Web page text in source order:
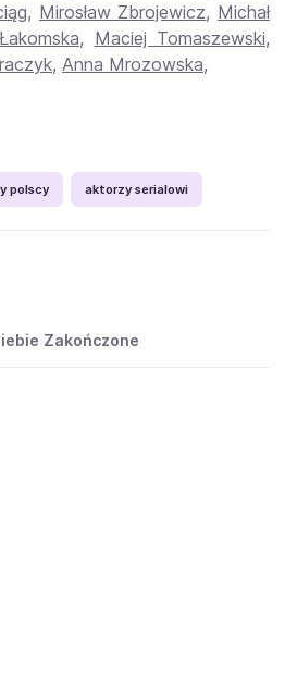
, Mirosław Zbrojewicz, Michał
, Maciej Tomaszewski,
, Anna Mrozowska,
polscy aktorzy serialowi
Zakończone